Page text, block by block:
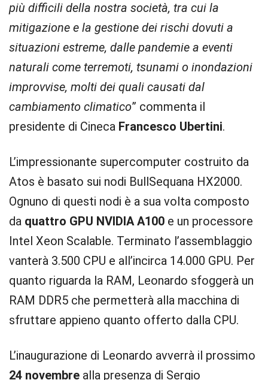
più difficili della nostra società, tra cui la
mitigazione e la gestione dei rischi dovuti a
situazioni estreme, dalle pandemie a eventi
naturali come terremoti, tsunami o inondazioni
improvvise, molti dei quali causati dal
cambiamento climatico” commenta il
presidente di Cineca Francesco Ubertini.
L’impressionante supercomputer costruito da
Atos è basato sui nodi BullSequana HX2000.
Ognuno di questi nodi è a sua volta composto
da quattro GPU NVIDIA A100 e un processore
Intel Xeon Scalable. Terminato l’assemblaggio
vanterà 3.500 CPU e all’incirca 14.000 GPU. Per
quanto riguarda la RAM, Leonardo sfoggerà un
RAM DDR5 che permetterà alla macchina di
sfruttare appieno quanto offerto dalla CPU.
L’inaugurazione di Leonardo avverrà il prossimo
24 novembre alla presenza di Sergio